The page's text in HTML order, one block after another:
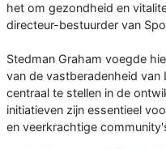
het om gezondheid en
directeur-bestuurder van
Stedman Graham voegde
van de vastberadenheid
centraal te stellen in de
initiatieven zijn essentieel
en veerkrachtige